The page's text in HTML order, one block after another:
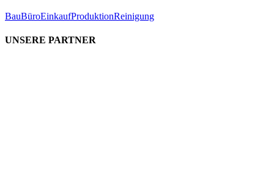
BauBüroEinkaufProduktionReinigung
UNSERE PARTNER